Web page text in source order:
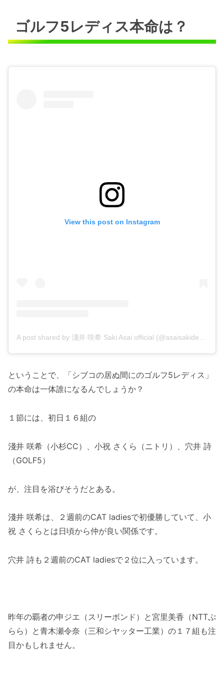
ゴルフ5レディス本命は？
View this post on Instagram
A post shared by 淺井 咲希 Saki Asai official (@asaisakidesu)
ということで、「シブコの居ぬ間にのゴルフ5レディス」
の本命は一体誰になるんでしょうか？
１節には、初日１６組の
淺井 咲希（小杉CC）、小祝 さくら（ニトリ）、穴井 詩
（GOLF5）
が、注目を浴びそうだとある。
淺井 咲希は、２週前のCAT ladiesで初優勝していて、小
祝 さくらとは日頃から仲が良い関係です。
穴井 詩も２週前のCAT ladiesで２位に入っています。
昨年の覇者の申ジエ（スリーボンド）と宮里美香（NTTぷ
らら）と青木瀬令奈（三和シヤッター工業）の１７組も注
目かもしれません。